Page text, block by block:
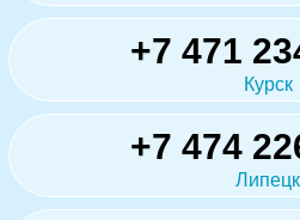
+7 471
Курск
+7 474
Липецк